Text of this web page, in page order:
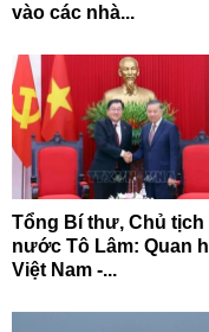
vào các nhà...
Tổng Bí thư, Chủ tịch
nước Tô Lâm: Quan
Việt Nam -...